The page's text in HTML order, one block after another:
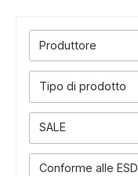
Produttore
Tipo di prodotto
SALE
Conforme alle ESD